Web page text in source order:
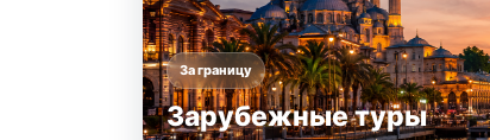
За границу
Зарубежные туры